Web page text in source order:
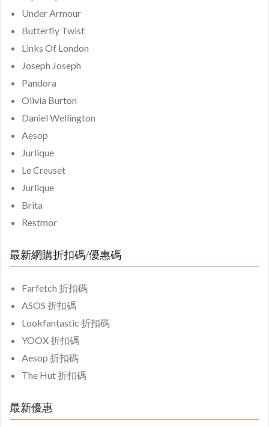
Under Armour
Butterfly Twist
Links Of London
Joseph Joseph
Pandora
Olivia Burton
Daniel Wellington
Aesop
Jurlique
Le Creuset
Jurlique
Brita
Restmor
最新網購折扣碼/優惠碼
Farfetch 折扣碼
ASOS 折扣碼
Lookfantastic 折扣碼
YOOX 折扣碼
Aesop 折扣碼
The Hut 折扣碼
最新優惠